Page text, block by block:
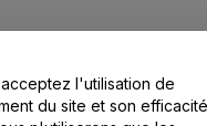
contacter
l'utilisation de
du site et son efficacité